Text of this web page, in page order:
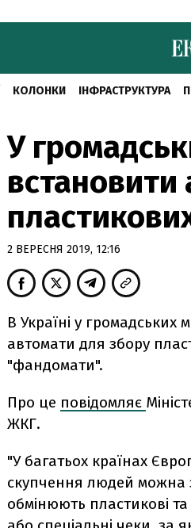
КОЛОНКИ ІНФРАСТРУКТУРА
У
встановити
2 ВЕРЕСНЯ 2019, 12:16
В Україні у громадських
автомати для збору
"фандомати".
Про це повідомляє
ЖКГ.
"У багатьох країнах
скупчення людей можна
обмінюють пластикові